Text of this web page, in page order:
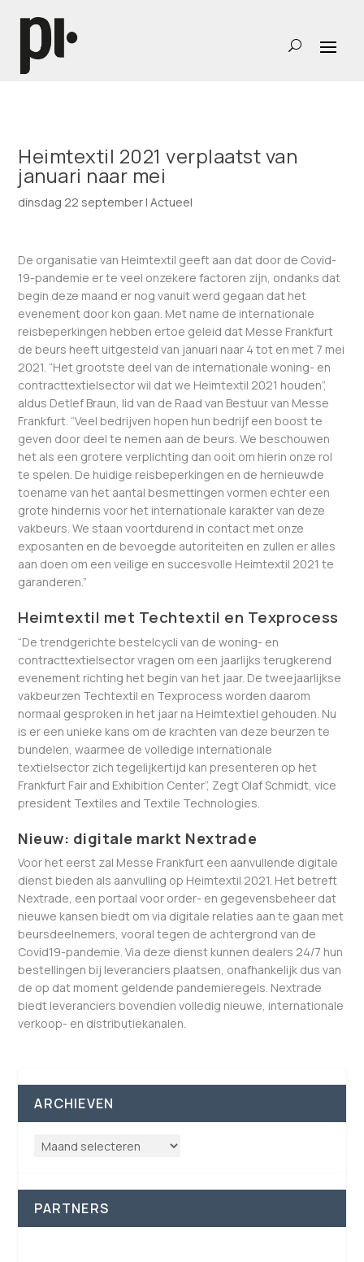
Heimtextil 2021 verplaatst van
januari naar mei
dinsdag 22 september |Actueel
De organisatie van Heimtextil geeft aan dat door de Covid-
19-pandemie er te veel onzekere factoren zijn, ondanks dat
begin deze maand er nog vanuit werd gegaan dat het
evenement door kon gaan. Met name de internationale
reisbeperkingen hebben ertoe geleid dat Messe Frankfurt
de beurs heeft uitgesteld van januari naar 4 tot en met 7 mei
2021. “Het grootste deel van de internationale woning- en
contracttextielsector wil dat we Heimtextil 2021 houden”,
aldus Detlef Braun, lid van de Raad van Bestuur van Messe
Frankfurt. “Veel bedrijven hopen hun bedrijf een boost te
geven door deel te nemen aan de beurs. We beschouwen
het als een grotere verplichting dan ooit om hierin onze rol
te spelen. De huidige reisbeperkingen en de hernieuwde
toename van het aantal besmettingen vormen echter een
grote hindernis voor het internationale karakter van deze
vakbeurs. We staan voortdurend in contact met onze
exposanten en de bevoegde autoriteiten en zullen er alles
aan doen om een veilige en succesvolle Heimtextil 2021 te
garanderen.”
Heimtextil met Techtextil en Texprocess
“De trendgerichte bestelcycli van de woning- en
contracttextielsector vragen om een jaarlijks terugkerend
evenement richting het begin van het jaar. De tweejaarlijkse
vakbeurzen Techtextil en Texprocess worden daarom
normaal gesproken in het jaar na Heimtextiel gehouden. Nu
is er een unieke kans om de krachten van deze beurzen te
bundelen, waarmee de volledige internationale
textielsector zich tegelijkertijd kan presenteren op het
Frankfurt Fair and Exhibition Center”, Zegt Olaf Schmidt, vice
president Textiles and Textile Technologies.
Nieuw: digitale markt Nextrade
Voor het eerst zal Messe Frankfurt een aanvullende digitale
dienst bieden als aanvulling op Heimtextil 2021. Het betreft
Nextrade, een portaal voor order- en gegevensbeheer dat
nieuwe kansen biedt om via digitale relaties aan te gaan met
beursdeelnemers, vooral tegen de achtergrond van de
Covid19-pandemie. Via deze dienst kunnen dealers 24/7 hun
bestellingen bij leveranciers plaatsen, onafhankelijk dus van
de op dat moment geldende pandemieregels. Nextrade
biedt leveranciers bovendien volledig nieuwe, internationale
verkoop- en distributiekanalen.
ARCHIEVEN
PARTNERS